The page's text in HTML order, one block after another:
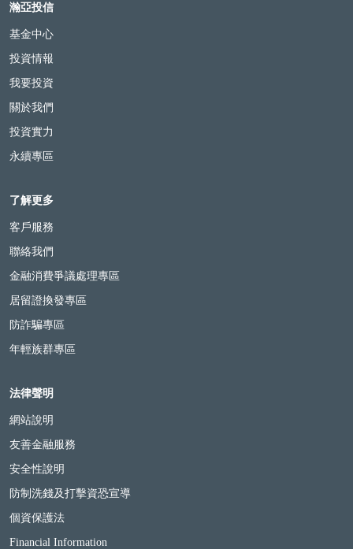
瀚亞投信
基金中心
投資情報
我要投資
關於我們
投資實力
永續專區
了解更多
客戶服務
聯絡我們
金融消費爭議處理專區
居留證換發專區
防詐騙專區
年輕族群專區
法律聲明
網站說明
友善金融服務
安全性說明
防制洗錢及打擊資恐宣導
個資保護法
Financial Information